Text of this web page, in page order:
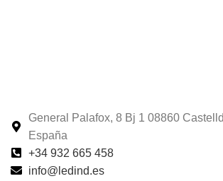
General Palafox, 8 Bj 1 08860
España
+34 932 665 458‬
info@ledind.es